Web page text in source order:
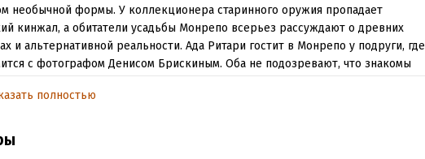
необычной формы. У коллекционера старинного оружия пропадает
кинжал, а обитатели усадьбы Монрепо всерьез рассуждают о древних
и альтернативной реальности. Ада Ритари гостит в Монрепо у подруги, где
с фотографом Денисом Брискиным. Оба не подозревают, что знакомы
арийского жреца, и кто станет следующей жертвой убийцы?
информация
полностью